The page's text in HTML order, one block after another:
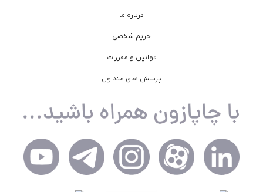
درباره ما
حریم شخصی
قوانین و مقررات
پرسش های متداول